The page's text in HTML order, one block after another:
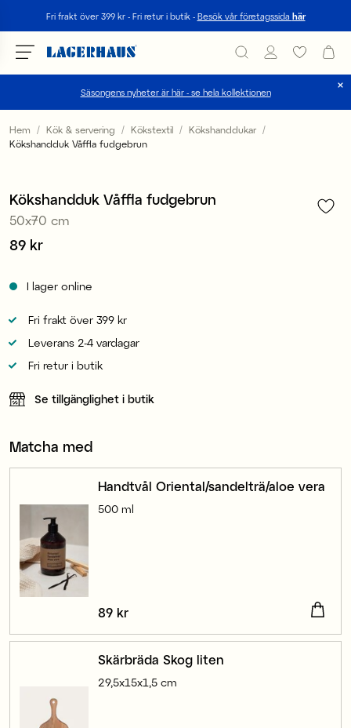
Fri frakt över 399 kr - Fri retur i butik - Besök vår företagssida här
Säsongens nyheter är här - se hela kollektionen
Välj språk / valuta
Hem Kök & servering Kökstextil
Kökshanddukar
Kökshandduk Våffla fudgebrun
Kökshandduk Våffla fudgebrun
50x70 cm
Pris:89 kr
89 kr
I lager online
Fri frakt över 399 kr
Leverans 2-4 vardagar
Fri retur i butik
Se tillgänglighet i butik
Matcha med
Handtvål Oriental/sandelträ/aloe vera
500 ml
Pris:89 kr
89 kr
Skärbräda Skog liten
29,5x15x1,5 cm